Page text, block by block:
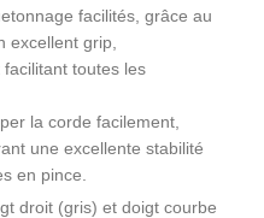
facilités, grâce au
excellent grip,
toutes les
la corde facilement,
une excellente stabilité
en pince.
droit (gris) et doigt courbe